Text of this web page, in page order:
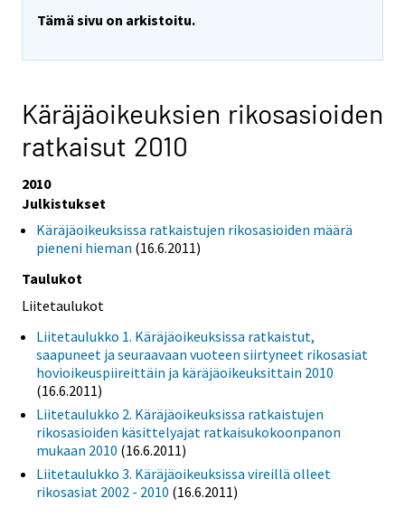
Tämä sivu on arkistoitu.
Käräjäoikeuksien rikosasioiden
ratkaisut 2010
2010
Julkistukset
Käräjäoikeuksissa ratkaistujen rikosasioiden määrä
pieneni hieman (16.6.2011)
Taulukot
Liitetaulukot
Liitetaulukko 1. Käräjäoikeuksissa ratkaistut,
saapuneet ja seuraavaan vuoteen siirtyneet rikosasiat
hovioikeuspiireittäin ja käräjäoikeuksittain 2010
(16.6.2011)
Liitetaulukko 2. Käräjäoikeuksissa ratkaistujen
rikosasioiden käsittelyajat ratkaisukokoonpanon
mukaan 2010 (16.6.2011)
Liitetaulukko 3. Käräjäoikeuksissa vireillä olleet
rikosasiat 2002 - 2010 (16.6.2011)